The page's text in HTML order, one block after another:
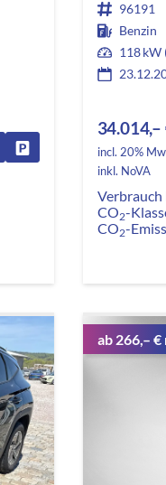
Fahrzeug parken
96191
Benzin
118 kW
34.014,–
incl. 20%
inkl. NoVA
CO2-
CO2-
ab 266,– €